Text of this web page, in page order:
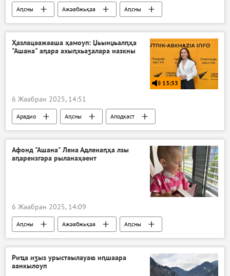
Аԥсны Ажәабжьқәа
Аԥсны
Аекономика
Ҳазлацәажәаша ҳамоуп: Џьынџьалԥҳа
"Ашана" аԥара ахыԥхьаӡалара иазкны
13:33
6 Жәабран 2025, 14:51
Арадио Аԥсны
Аподкаст
Ҳазлацәажәаша ҳамоуп
Афонд "Ашана" Леиа Адлеиаԥҳа лзы
аԥареизгара рыланаҳәеит
6 Жәабран 2025, 14:09
Аԥсны Ажәабжьқәа Аԥсны
Риҵа иӡыз урыстәылауаҩ иԥшаара
аанкылоуп